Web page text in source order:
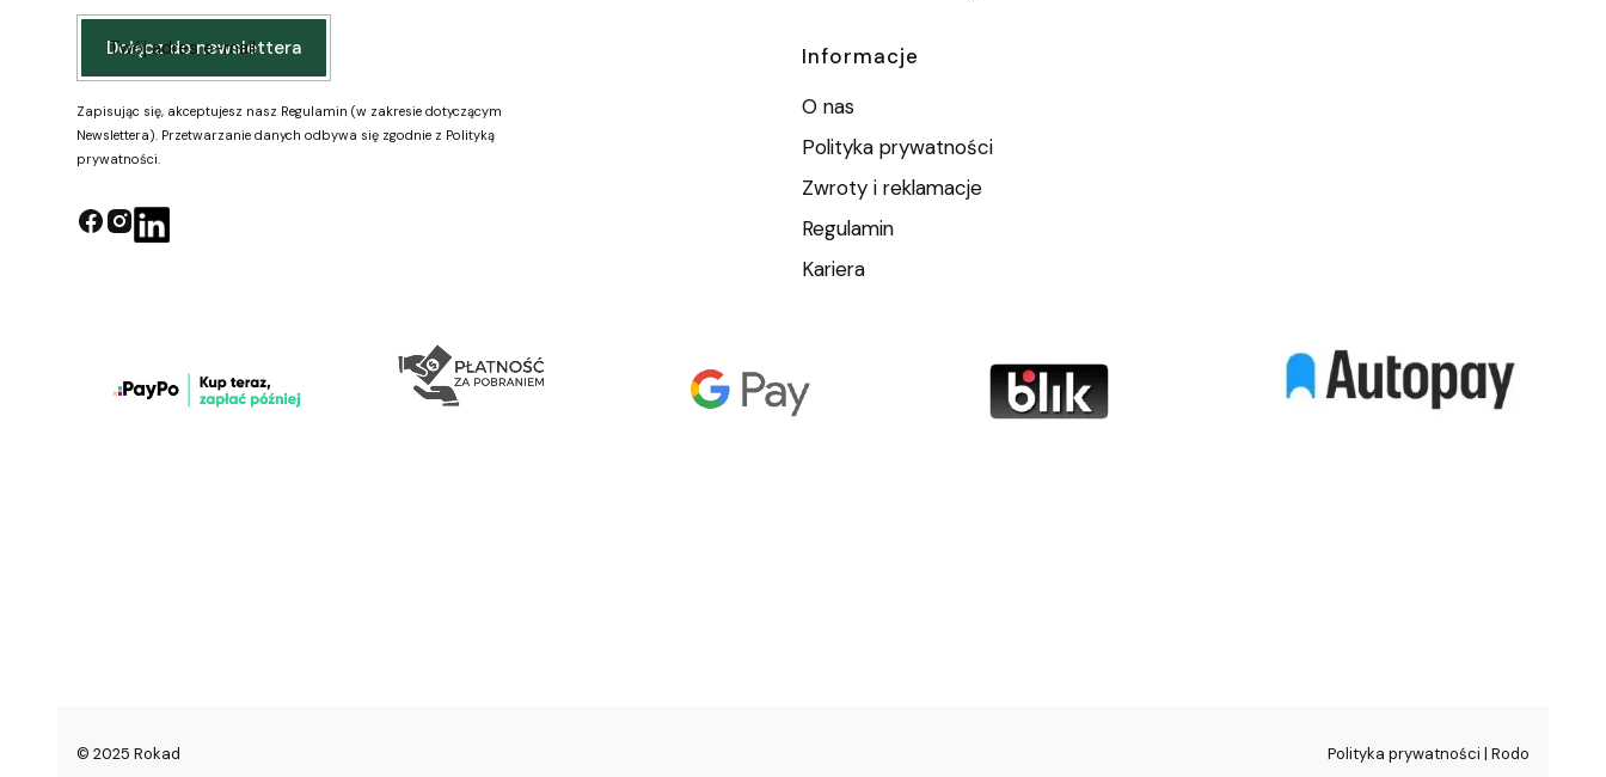
Twój adres e-mail
Dołącz do newslettera
Zapisując się, akceptujesz nasz Regulamin (w zakresie dotyczącym
Newslettera). Przetwarzanie danych odbywa się zgodnie z Polityką
prywatności.
Informacje
O nas
Polityka prywatności
Zwroty i reklamacje
Regulamin
Kariera
© 2025 Rokad Polityka prywatności | Rodo